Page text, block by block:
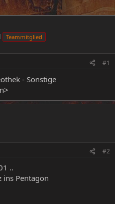
Teammitglied
#1
- Sonstige
#2
..
ins Pentagon